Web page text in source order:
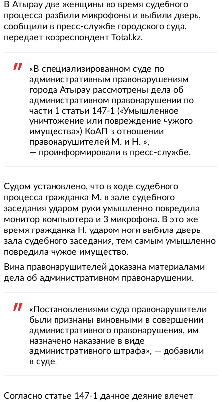
В Атырау две женщины во время судебного
процесса разбили микрофоны и выбили дверь,
сообщили в пресс-службе городского суда,
передает корреспондент Total.kz.
«В специализированном суде по
административным правонарушениям
города Атырау рассмотрены дела об
административном правонарушении по
части 1 статьи 147-1 («Умышленное
уничтожение или повреждение чужого
имущества») КоАП в отношении
правонарушителей М. и Н. »,
— проинформировали в пресс-службе.
Судом установлено, что в ходе судебного
процесса гражданка М. в зале судебного
заседания ударом руки умышленно повредила
монитор компьютера и 3 микрофона. В это же
время гражданка Н. ударом ноги выбила дверь
зала судебного заседания, тем самым умышленно
повредила чужое имущество.
Вина правонарушителей доказана материалами
дела об административном правонарушении.
«Постановлениями суда правонарушители
были признаны виновными в совершении
административного правонарушения, им
назначено наказание в виде
административного штрафа», — добавили
в суде.
Согласно статье 147-1 данное деяние влечет